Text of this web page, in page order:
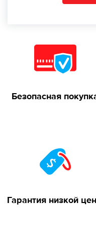
Безопасная
Гарантия низкой